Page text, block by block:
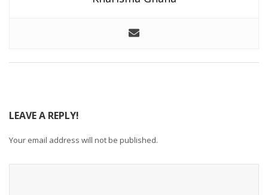
LEAVE A REPLY!
Your email address will not be published.